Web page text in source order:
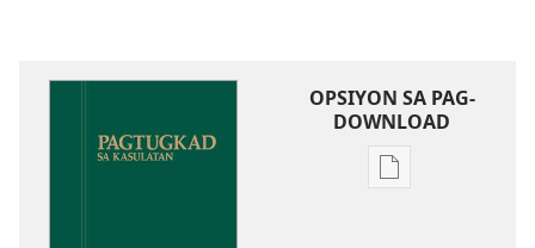
OPSIYON SA PAG-
DOWNLOAD
Opsiyon